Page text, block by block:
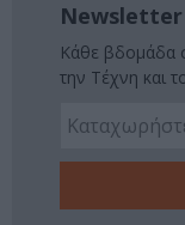
Newsletter
Κάθε βδομάδα
την Τέχνη και